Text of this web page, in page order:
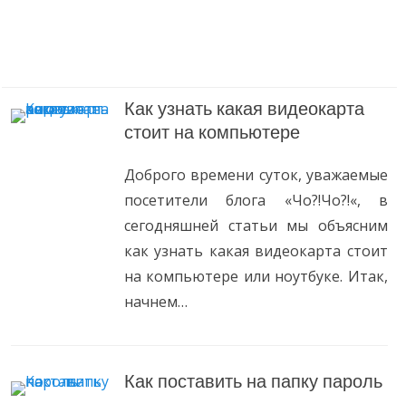
Как узнать какая видеокарта
стоит на компьютере
Доброго времени суток, уважаемые
посетители блога «Чо?!Чо?!«, в
сегодняшней статьи мы объясним
как узнать какая видеокарта стоит
на компьютере или ноутбуке. Итак,
начнем…
Как поставить на папку пароль